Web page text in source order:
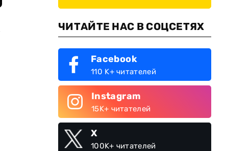
ЧИТАЙТЕ НАС В СОЦСЕТЯХ
Facebook
110 K+ читателей
Instagram
15K+ читателей
X
100K+ читателей